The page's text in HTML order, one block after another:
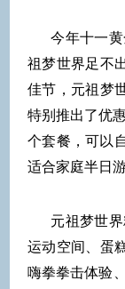
今年十一
祖梦世界足不
佳节，元祖梦
特别推出了优
个套餐，可以
适合家庭半日
元祖梦世
运动空间、蛋
嗨拳拳击体验